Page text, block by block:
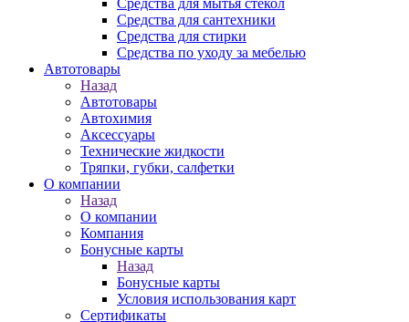
Средства для мытья стекол
Средства для сантехники
Средства для стирки
Средства по уходу за мебелью
Автотовары
Назад
Автотовары
Автохимия
Аксессуары
Технические жидкости
Тряпки, губки, салфетки
О компании
Назад
О компании
Компания
Бонусные карты
Назад
Бонусные карты
Условия использования карт
Сертификаты